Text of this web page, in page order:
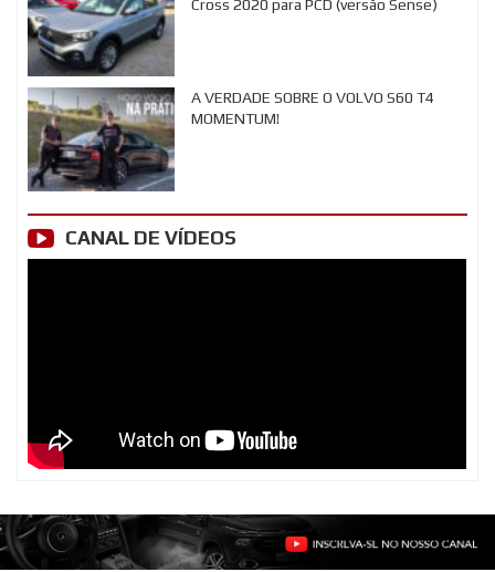
Cross 2020 para PCD (versão Sense)
A VERDADE SOBRE O VOLVO S60 T4
MOMENTUM!
CANAL DE VÍDEOS